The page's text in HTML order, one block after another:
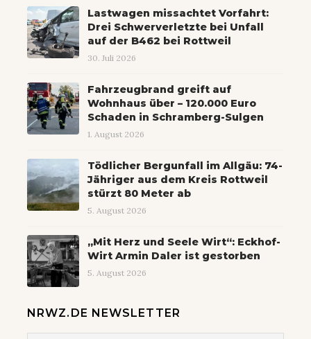
Lastwagen missachtet Vorfahrt:
Drei Schwerverletzte bei Unfall
auf der B462 bei Rottweil
30. Juli 2026
Fahrzeugbrand greift auf
Wohnhaus über – 120.000 Euro
Schaden in Schramberg-Sulgen
1. August 2026
Tödlicher Bergunfall im Allgäu: 74-
Jähriger aus dem Kreis Rottweil
stürzt 80 Meter ab
5. August 2026
„Mit Herz und Seele Wirt“: Eckhof-
Wirt Armin Daler ist gestorben
5. August 2026
NRWZ.DE NEWSLETTER